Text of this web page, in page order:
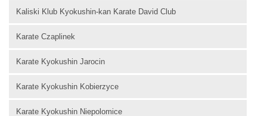
Kaliski Klub Kyokushin-kan Karate David Club
Karate Czaplinek
Karate Kyokushin Jarocin
Karate Kyokushin Kobierzyce
Karate Kyokushin Niepolomice